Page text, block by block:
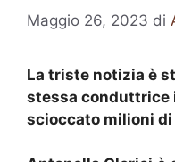
Maggio 26, 2023 di
La triste notizia è
stessa conduttrice
scioccato milioni di